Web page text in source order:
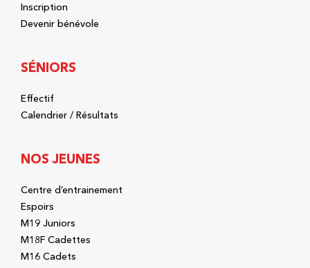
Inscription
Devenir bénévole
SÉNIORS
Effectif
Calendrier / Résultats
NOS JEUNES
Centre d’entrainement
Espoirs
M19 Juniors
M18F Cadettes
M16 Cadets